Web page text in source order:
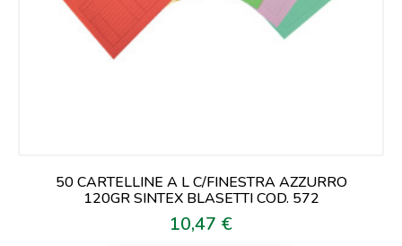
50 CARTELLINE A L C/FINESTRA AZZURRO
120GR SINTEX BLASETTI COD. 572
Prezzo
10,47 €